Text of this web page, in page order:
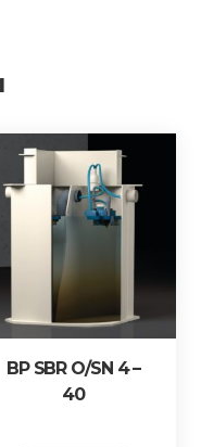
BP SBR O/SN 4 –
40